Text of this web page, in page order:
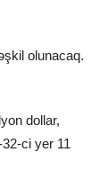
olunacaq.
dollar,
ci yer 11